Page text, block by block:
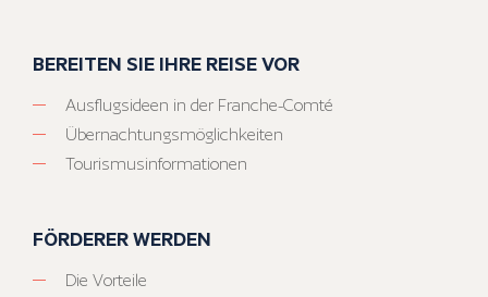
BEREITEN SIE IHRE REISE VOR
Ausflugsideen in der Franche-Comté
Übernachtungsmöglichkeiten
Tourismusinformationen
FÖRDERER WERDEN
Die Vorteile